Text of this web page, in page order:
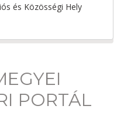
és Közösségi Hely
PORTÁL